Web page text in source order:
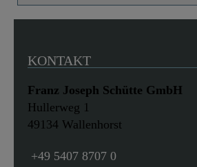
KONTAKT
Franz Joseph Schütte GmbH
Hullerweg 1
49134 Wallenhorst
+49 5407 8707 0